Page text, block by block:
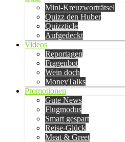
Mini-Kreuzworträtsel
Quizz den Huber
Quizzticle
Aufgedeckt
Videos
Reportagen
Fragenbot
Wein doch
MoneyTalks
Promotionen
Gute News
Flugmodus
Smart gespart
Reise-Glück
Meat & Greet